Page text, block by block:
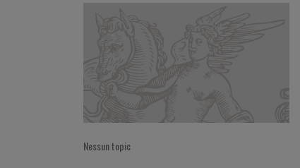
Nessun topic